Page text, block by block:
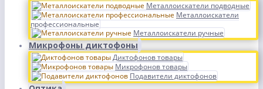
Металлоискатели подводные
Металлоискатели
профессиональные
Металлоискатели ручные
Микрофоны диктофоны
Диктофонов товары
Микрофонов товары
Подавители диктофонов